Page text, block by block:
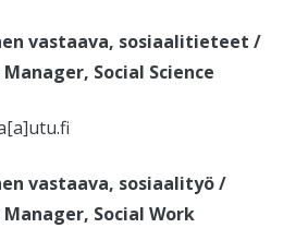
vastaava, sosiaalitieteet /
Social Science
vastaava, sosiaalityö /
Social Work